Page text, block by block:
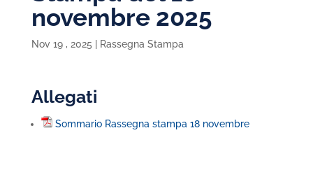
novembre 2025
Nov 19 , 2025 Rassegna Stampa
Allegati
Sommario Rassegna stampa 18 novembre